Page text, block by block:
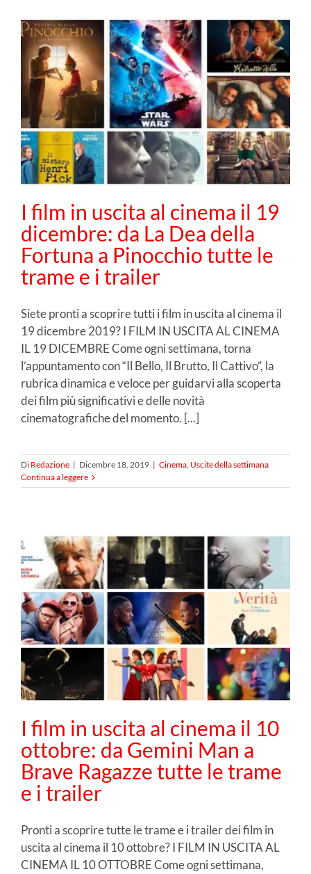
I film in uscita al cinema il 19
dicembre: da La Dea della
Fortuna a Pinocchio tutte le
trame e i trailer
Siete pronti a scoprire tutti i film in uscita al cinema il
19 dicembre 2019? I FILM IN USCITA AL CINEMA
IL 19 DICEMBRE Come ogni settimana, torna
l’appuntamento con “Il Bello, Il Brutto, Il Cattivo”, la
rubrica dinamica e veloce per guidarvi alla scoperta
dei film più significativi e delle novità
cinematografiche del momento. [...]
Di Redazione | Dicembre 18, 2019 | Cinema, Uscite della settimana
Continua a leggere
I film in uscita al cinema il 10
ottobre: da Gemini Man a
Brave Ragazze tutte le trame
e i trailer
Pronti a scoprire tutte le trame e i trailer dei film in
uscita al cinema il 10 ottobre? I FILM IN USCITA AL
CINEMA IL 10 OTTOBRE Come ogni settimana,